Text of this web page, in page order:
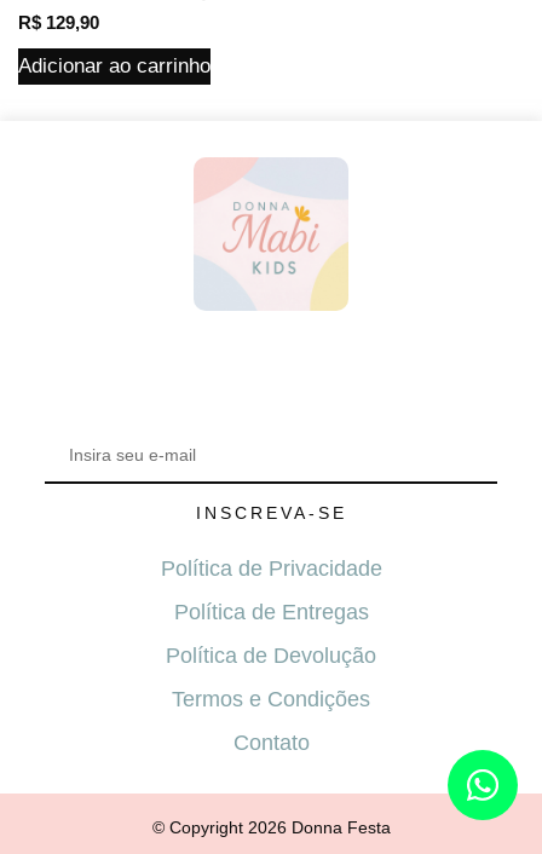
R$ 129,90
Adicionar ao carrinho
INSCREVA-SE
Política de Privacidade
Política de Entregas
Política de Devolução
Termos e Condições
Contato
© Copyright 2026 Donna Festa